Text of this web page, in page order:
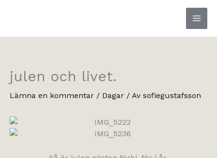
julen och livet.
Lämna en kommentar / Dagar / Av sofiegustafsson